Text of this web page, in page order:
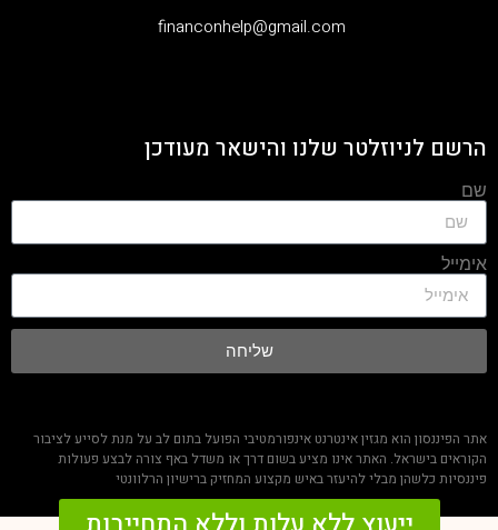
‫financonhelp@gmail.com‬
הרשם לניוזלטר שלנו והישאר מעודכן
שם
אימייל
שליחה
אתר הפיננסון הוא מגזין אינטרנט אינפורמטיבי הפועל בתום לב על מנת לסייע לציבור
הקוראים בישראל. האתר אינו מציע בשום דרך או משדל באף צורה לבצע פעולות
פיננסיות כלשהן מבלי להיעזר באיש מקצוע המחזיק ברישיון הרלוונטי